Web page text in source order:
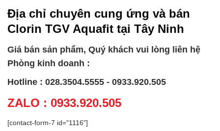
Địa chỉ chuyên cung ứng và bán
Clorin TGV Aquafit tại Tây Ninh
Giá bán sản phẩm, Quý khách vui lòng liên hệ
Phòng kinh doanh :
Hotline : 028.3504.5555 - 0933.920.505
ZALO : 0933.920.505
[contact-form-7 id="1116"]